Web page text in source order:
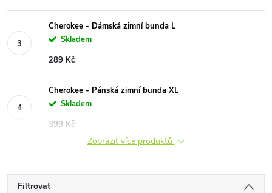
Cherokee - Dámská zimní bunda L
Skladem
289 Kč
Cherokee - Pánská zimní bunda XL
Skladem
399 Kč
Zobrazit více produktů
Filtrovat